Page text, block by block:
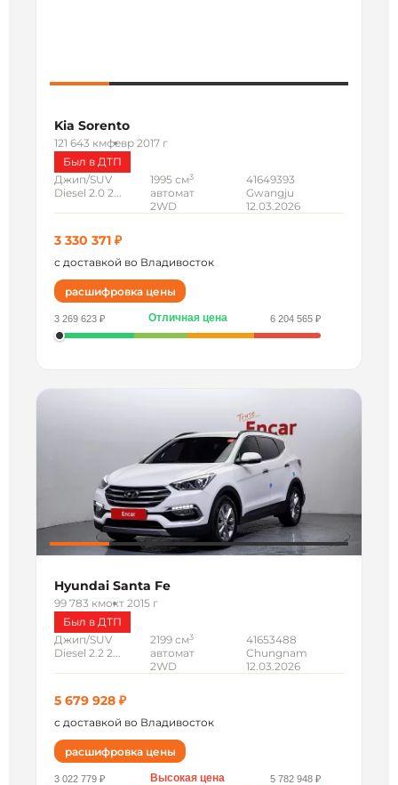
Kia Sorento
121 643 кмфевр 2017 г
Был в ДТП
Джип/SUV
Diesel 2.0 2...
1995 см3
автомат
2WD
41649393
Gwangju
12.03.2026
3 330 371 ₽
с доставкой во Владивосток
расшифровка цены
3 269 623 ₽ Отличная цена 6 204 565 ₽
Hyundai Santa Fe
99 783 кмокт 2015 г
Был в ДТП
Джип/SUV
Diesel 2.2 2...
2199 см3
автомат
2WD
41653488
Chungnam
12.03.2026
5 679 928 ₽
с доставкой во Владивосток
расшифровка цены
3 022 779 ₽ Высокая цена 5 782 948 ₽